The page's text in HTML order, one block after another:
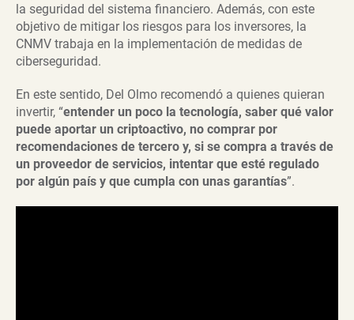
la seguridad del sistema financiero. Además, con este
objetivo de mitigar los riesgos para los inversores, la
CNMV trabaja en la implementación de medidas de
ciberseguridad.
En este sentido, Del Olmo recomendó a quienes quieran
invertir, “entender un poco la tecnología, saber qué valor
puede aportar un criptoactivo, no comprar por
recomendaciones de tercero y, si se compra a través de
un proveedor de servicios, intentar que esté regulado
por algún país y que cumpla con unas garantías”.